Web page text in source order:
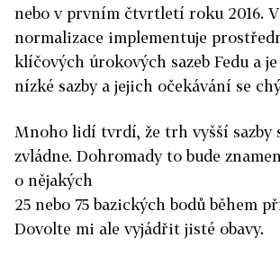
nebo v prvním čtvrtletí roku 2016.
normalizace implementuje
klíčových úrokových sazeb Fedu a
nízké sazby a jejich očekávání se
Mnoho lidí tvrdí, že trh vyšší sazby
zvládne. Dohromady to bude
o nějakých
25 nebo 75 bazických bodů během
Dovolte mi ale vyjádřit jisté obavy.